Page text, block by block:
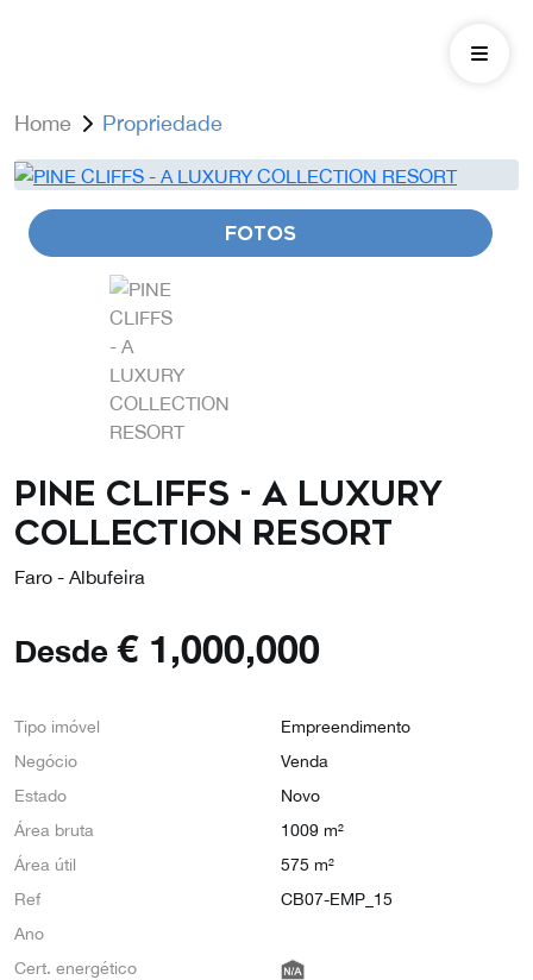
Home Propriedade
FOTOS
PINE CLIFFS - A LUXURY
COLLECTION RESORT
Faro - Albufeira
Desde € 1,000,000
Tipo imóvel
Empreendimento
Negócio
Venda
Estado
Novo
Área bruta
1009 m²
Área útil
575 m²
Ref
CB07-EMP_15
Ano
Cert. energético